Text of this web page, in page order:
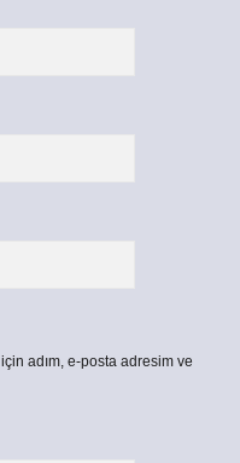
adım, e-posta adresim ve